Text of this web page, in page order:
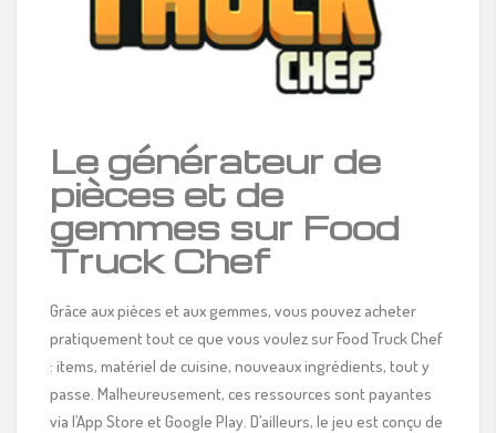
Le générateur de
pièces et de
gemmes sur Food
Truck Chef
Grâce aux pièces et aux gemmes, vous pouvez acheter
pratiquement tout ce que vous voulez sur Food Truck Chef
: items, matériel de cuisine, nouveaux ingrédients, tout y
passe. Malheureusement, ces ressources sont payantes
via l’App Store et Google Play. D’ailleurs, le jeu est conçu de